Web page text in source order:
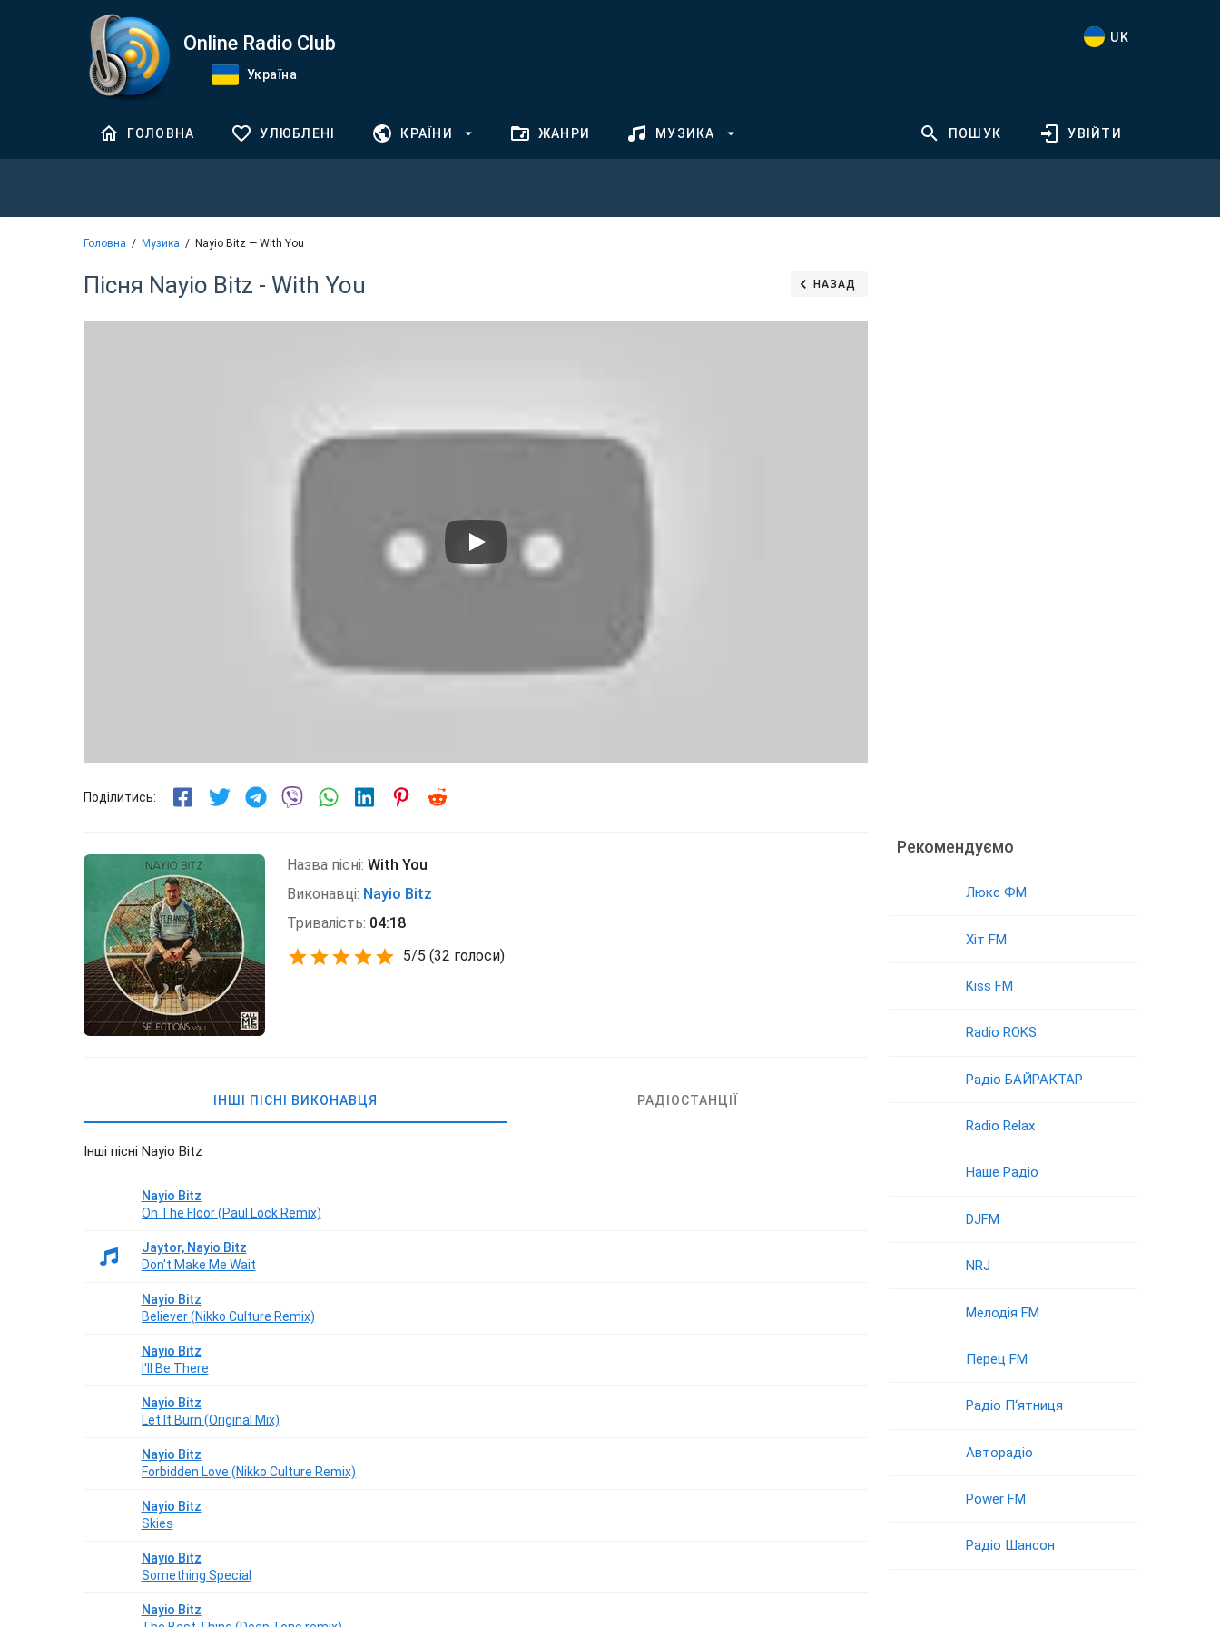
Online Radio Club
Україна
UK
ГОЛОВНА УЛЮБЛЕНІ КРАЇНИ ЖАНРИ МУЗИКА ПОШУК УВІЙТИ
Головна Музика Nayio Bitz — With You
Пісня Nayio Bitz - With You НАЗАД
Поділитись:
Назва пісні: With You
Виконавці: Nayio Bitz
Тривалість: 04:18
5/5 (32 голоси)
ІНШІ ПІСНІ ВИКОНАВЦЯ РАДІОСТАНЦІЇ
Інші пісні Nayio Bitz
Nayio Bitz
On The Floor (Paul Lock Remix)
Jaytor, Nayio Bitz
Don't Make Me Wait
Nayio Bitz
Believer (Nikko Culture Remix)
Nayio Bitz
I'll Be There
Nayio Bitz
Let It Burn (Original Mix)
Nayio Bitz
Forbidden Love (Nikko Culture Remix)
Nayio Bitz
Skies
Nayio Bitz
Something Special
Nayio Bitz
Рекомендуємо
Люкс ФМ
Хіт FM
Kiss FM
Radio ROKS
Радіо БАЙРАКТАР
Radio Relax
Наше Радіо
DJFM
NRJ
Мелодія FM
Перец FM
Радіо П‘ятниця
Авторадіо
Power FM
Радіо Шансон